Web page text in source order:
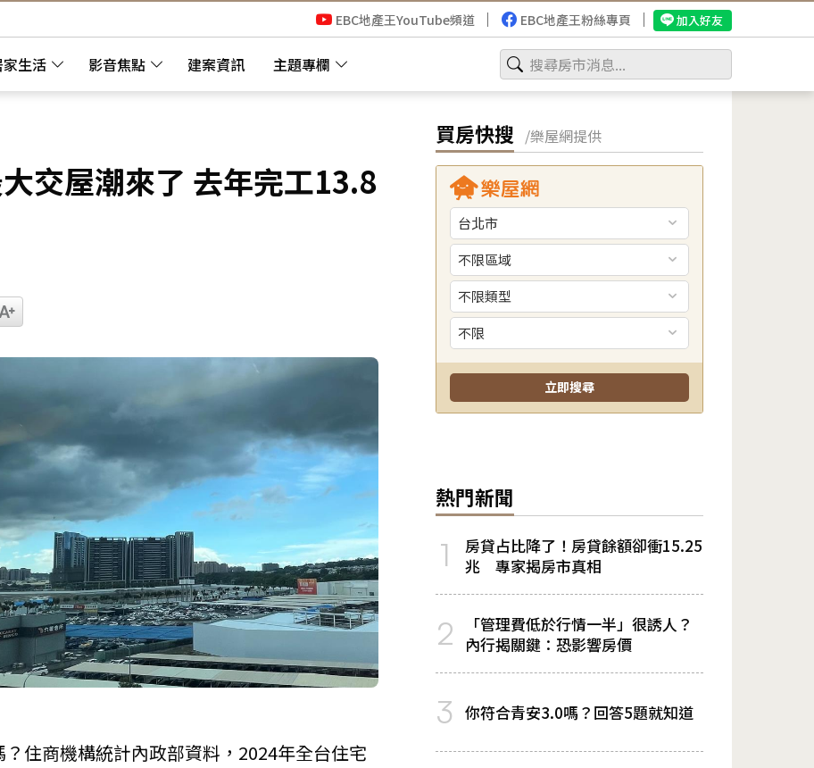
家生活 影音焦點 建案資訊 主題專欄
EBC地產王YouTube頻道 EBC地產王粉絲專頁 加入好友
交屋潮來了 去年完工13.8
住商機構統計內政部資料，2024年全台住宅
買房快搜 /樂屋網提供
熱門新聞
1
房貸占比降了！房貸餘額卻衝15.25
兆 專家揭房市真相
2
「管理費低於行情一半」很誘人？
內行揭關鍵：恐影響房價
3 你符合青安3.0嗎？回答5題就知道